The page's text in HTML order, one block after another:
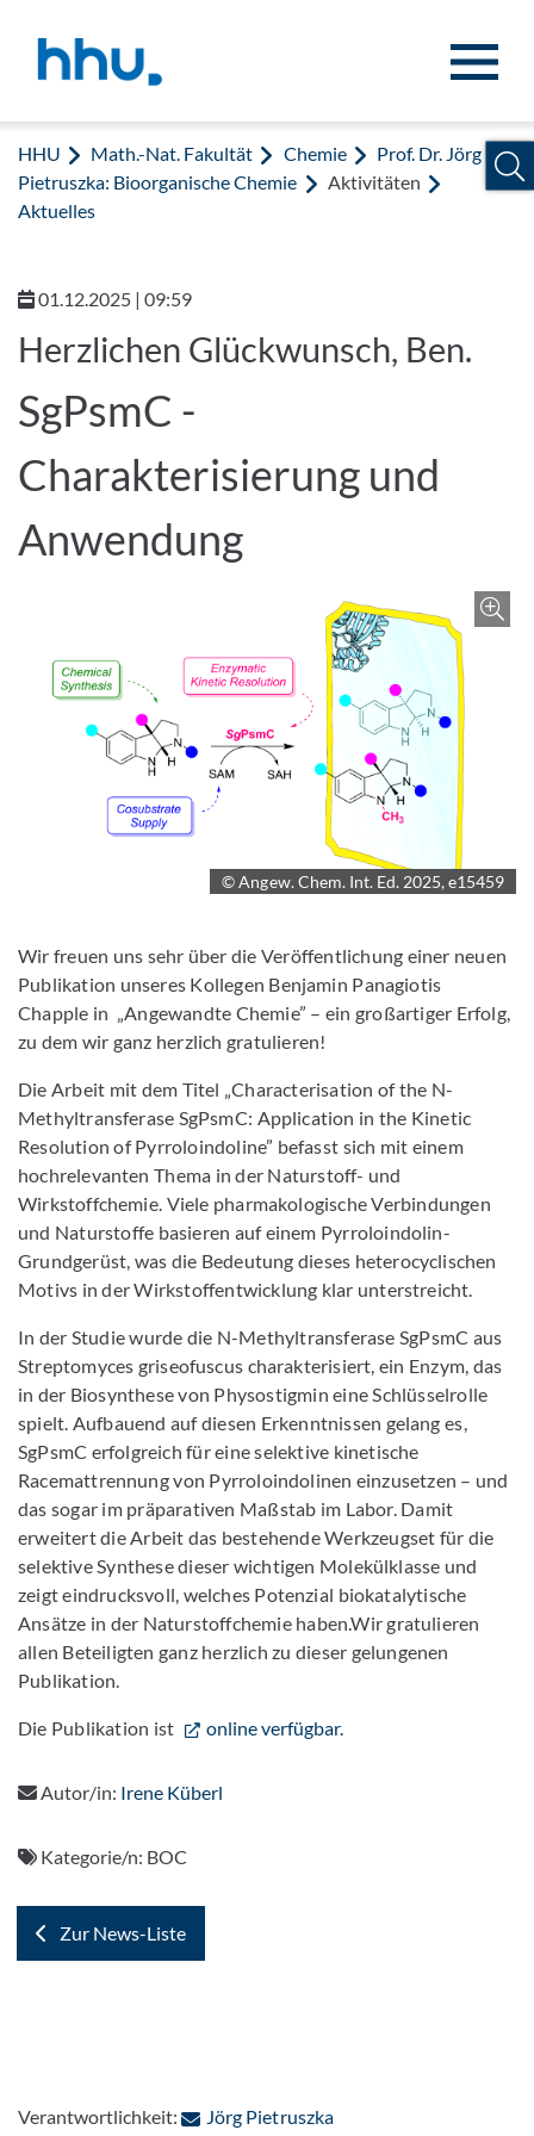
HHU Math.-Nat. Fakultät Chemie
Prof. Dr. Jörg
Pietruszka: Bioorganische Chemie
Aktivitäten
Aktuelles
01.12.2025 | 09:59
Herzlichen Glückwunsch, Ben.
SgPsmC -
Charakterisierung und
Anwendung
© Angew. Chem. Int. Ed. 2025, e15459
Wir freuen uns sehr über die Veröffentlichung einer neuen
Publikation unseres Kollegen Benjamin Panagiotis
Chapple in „Angewandte Chemie” – ein großartiger Erfolg,
zu dem wir ganz herzlich gratulieren!
Die Arbeit mit dem Titel „Characterisation of the N-
Methyltransferase SgPsmC: Application in the Kinetic
Resolution of Pyrroloindoline” befasst sich mit einem
hochrelevanten Thema in der Naturstoff- und
Wirkstoffchemie. Viele pharmakologische Verbindungen
und Naturstoffe basieren auf einem Pyrroloindolin-
Grundgerüst, was die Bedeutung dieses heterocyclischen
Motivs in der Wirkstoffentwicklung klar unterstreicht.
In der Studie wurde die N-Methyltransferase SgPsmC aus
Streptomyces griseofuscus charakterisiert, ein Enzym, das
in der Biosynthese von Physostigmin eine Schlüsselrolle
spielt. Aufbauend auf diesen Erkenntnissen gelang es,
SgPsmC erfolgreich für eine selektive kinetische
Racemattrennung von Pyrroloindolinen einzusetzen – und
das sogar im präparativen Maßstab im Labor. Damit
erweitert die Arbeit das bestehende Werkzeugset für die
selektive Synthese dieser wichtigen Molekülklasse und
zeigt eindrucksvoll, welches Potenzial biokatalytische
Ansätze in der Naturstoffchemie haben.Wir gratulieren
allen Beteiligten ganz herzlich zu dieser gelungenen
Publikation.
Die Publikation ist online verfügbar.
Autor/in: Irene Küberl
Kategorie/n: BOC
Zur News-Liste
Verantwortlichkeit: Jörg Pietruszka: Per E-Mail